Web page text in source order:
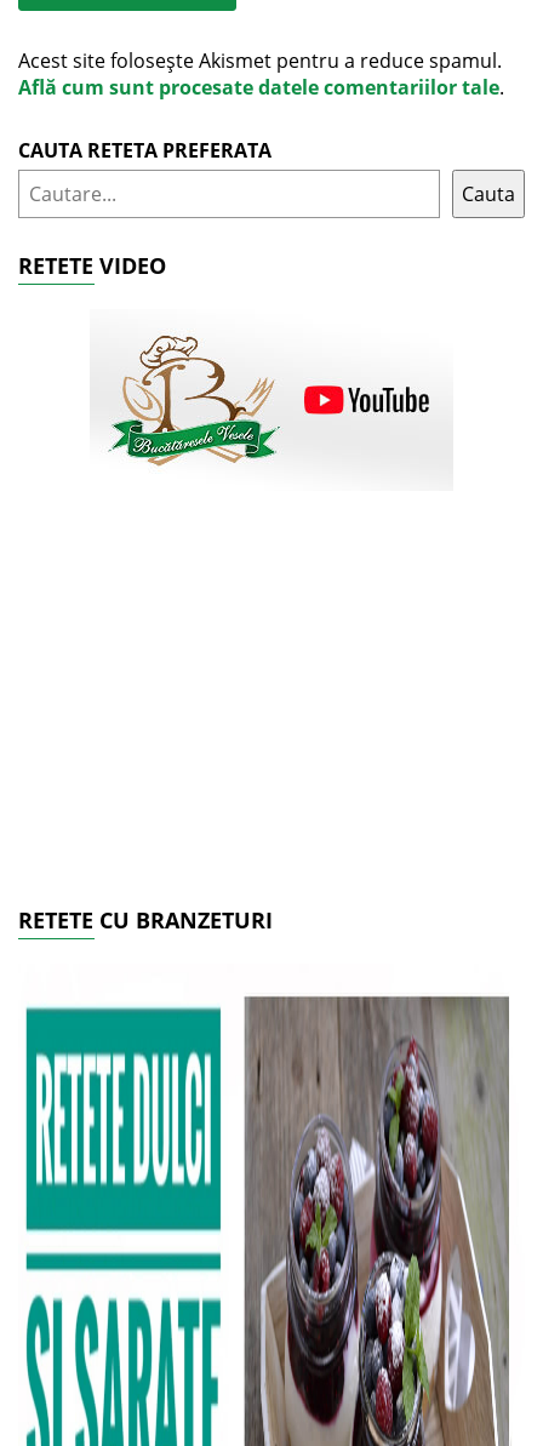
Acest site folosește Akismet pentru a reduce spamul.
Află cum sunt procesate datele comentariilor tale.
CAUTA RETETA PREFERATA
Cauta
RETETE VIDEO
RETETE CU BRANZETURI